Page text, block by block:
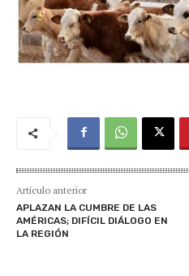
Artículo anterior
APLAZAN LA CUMBRE DE LAS
AMÉRICAS; DIFÍCIL DIÁLOGO EN
LA REGIÓN